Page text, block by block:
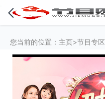
您当前的位置： 主页>节目专区